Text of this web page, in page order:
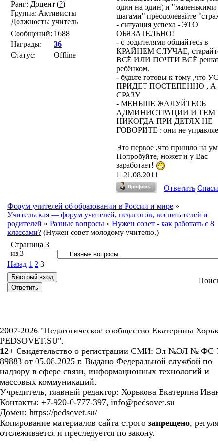
Ранг: Доцент (?)
Группа: Активисты
Должность: учитель
Сообщений: 1688
Награды:
36
Статус:
Offline
один на один) и "маленькими
шагами" преодолевайте
- ситуация успеха - ЭТО
ОБЯЗАТЕЛЬНО!
- с родителями общайтесь в
КРАЙНЕМ СЛУЧАЕ,
ВСЁ ИЛИ ПОЧТИ ВСЁ
ребёнком.
- будьте готовы к тому ,что
ПРИДЕТ ПОСТЕПЕННО , А
СРАЗУ.
- МЕНЬШЕ ЖАЛУЙТЕСЬ
АДМИНИСТРАЦИИ И ТЕМ
НИКОГДА ПРИ ДЕТЯХ НЕ
ГОВОРИТЕ : они не
Это первое ,что пришло на
Попробуйте, может и у Вас
заработает!
21.08.2011
Ответить
Форум учителей об образовании в России и мире »
Учительская — форум учителей, педагогов, воспитателей и
родителей » Разные вопросы » Нужен совет - как работать с 8
классами? (Нужен совет молодому учителю.)
Страница 3
из 3
Назад 1 2 3
2007-2026 "Педагогическое сообщество Екатерины
PEDSOVET.SU".
12+ Свидетельство о регистрации СМИ: Эл №ЭЛ № ФС
89883 от 05.08.2025 г. Выдано Федеральной службой по
надзору в сфере связи, информационных технологий и
массовых коммуникаций.
Учредитель, главный редактор: Хорькова Екатерина
Контакты: +7-920-0-777-397, info@pedsovet.su
Домен: https://pedsovet.su/
Копирование материалов сайта строго запрещено,
отслеживается и преследуется по закону.